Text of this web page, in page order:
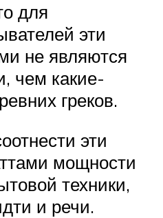
для
эти
не являются
чем какие-
греков.
эти
мощности
техники,
и речи.